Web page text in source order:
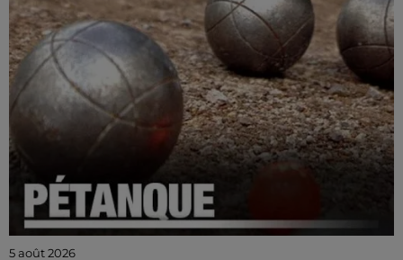
5 août 2026